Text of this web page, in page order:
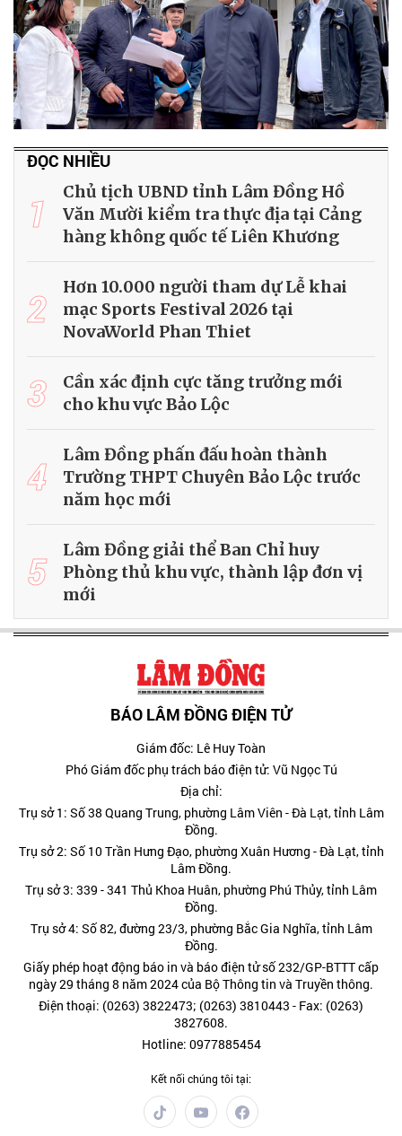
ĐỌC NHIỀU
1
Chủ tịch UBND tỉnh Lâm Đồng Hồ
Văn Mười kiểm tra thực địa tại Cảng
hàng không quốc tế Liên Khương
2
Hơn 10.000 người tham dự Lễ khai
mạc Sports Festival 2026 tại
NovaWorld Phan Thiet
3
Cần xác định cực tăng trưởng mới
cho khu vực Bảo Lộc
4
Lâm Đồng phấn đấu hoàn thành
Trường THPT Chuyên Bảo Lộc trước
năm học mới
5
Lâm Đồng giải thể Ban Chỉ huy
Phòng thủ khu vực, thành lập đơn vị
mới
BÁO LÂM ĐỒNG ĐIỆN TỬ
Giám đốc: Lê Huy Toàn
Phó Giám đốc phụ trách báo điện tử: Vũ Ngọc Tú
Địa chỉ:
Trụ sở 1: Số 38 Quang Trung, phường Lâm Viên - Đà Lạt, tỉnh Lâm
Đồng.
Trụ sở 2: Số 10 Trần Hưng Đạo, phường Xuân Hương - Đà Lạt, tỉnh
Lâm Đồng.
Trụ sở 3: 339 - 341 Thủ Khoa Huân, phường Phú Thủy, tỉnh Lâm
Đồng.
Trụ sở 4: Số 82, đường 23/3, phường Bắc Gia Nghĩa, tỉnh Lâm
Đồng.
Giấy phép hoạt động báo in và báo điện tử số 232/GP-BTTT cấp
ngày 29 tháng 8 năm 2024 của Bộ Thông tin và Truyền thông.
Điện thoại: (0263) 3822473; (0263) 3810443 - Fax: (0263)
3827608.
Hotline: 0977885454
Kết nối chúng tôi tại: